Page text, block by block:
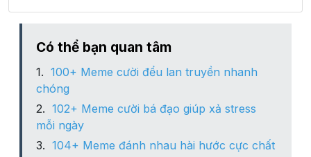
Huyện Kông Chro
Huyện Krông Pa
Huyện Mang Yang
Có thể bạn quan tâm
100+ Meme cười đểu lan truyền nhanh
chóng
102+ Meme cười bá đạo giúp xả stress
mỗi ngày
104+ Meme đánh nhau hài hước cực chất